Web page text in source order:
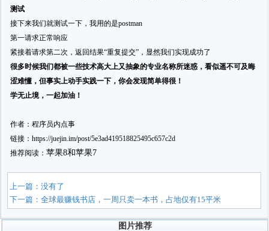
测试
接下来我们就测试一下，我用的是postman
第一请求正常响应
紧接着请求第二次，返回结果“重复提交”，显然我们实现成功了
很多时候我们都被一些技术高大上又抽象的专业名称所迷惑，看似遥不可及晦
涩难懂，但事实上动手实践一下，你会发现简单得很！
学无止境，一起加油！
作者：程序员内点事
链接：https://juejin.im/post/5e3ad419518825495c657c2d
推荐阅读： 苹果8和苹果7
上一篇：没有了
下一篇：全球最赚钱书店，一周只卖一本书，占地仅有15平米
图片推荐